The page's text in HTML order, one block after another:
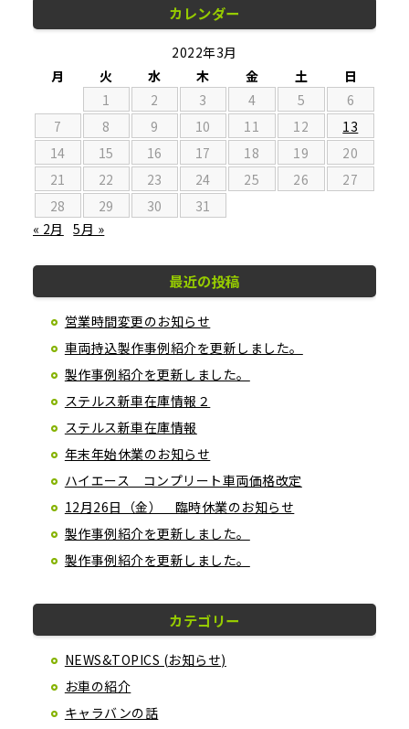
カレンダー
2022年3月
月
火 水 木 金 土
日
1
2 3 4 5
6
7
8 9 10 11 12
13
14
15 16 17 18 19
20
21
22 23 24 25 26
27
28
29 30
31
« 2月
5月 »
最近の投稿
営業時間変更のお知らせ
車両持込製作事例紹介を更新しました。
製作事例紹介を更新しました。
ステルス新車在庫情報２
ステルス新車在庫情報
年末年始休業のお知らせ
ハイエース コンプリート車両価格改定
12月26日（金） 臨時休業のお知らせ
製作事例紹介を更新しました。
製作事例紹介を更新しました。
カテゴリー
NEWS&TOPICS (お知らせ)
お車の紹介
キャラバンの話